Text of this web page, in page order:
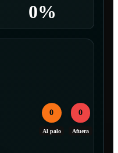
0%
0
Al palo
0
Afuera